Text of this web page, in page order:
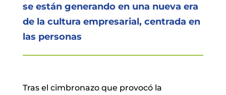
se están generando en una nueva era
de la cultura empresarial, centrada en
las personas
Tras el cimbronazo que provocó la